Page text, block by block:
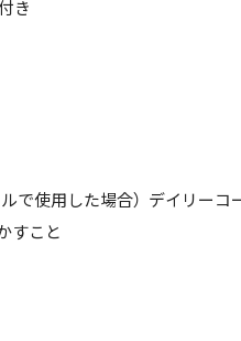
き
ルで使用した場合） デイリー
すこと